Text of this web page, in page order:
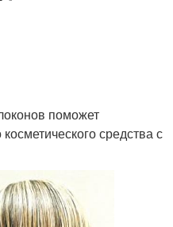
поможет
средства с